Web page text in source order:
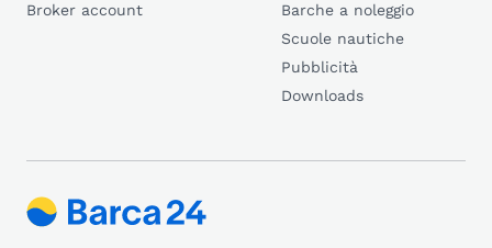
Broker account
Barche a noleggio
Scuole nautiche
Pubblicità
Downloads